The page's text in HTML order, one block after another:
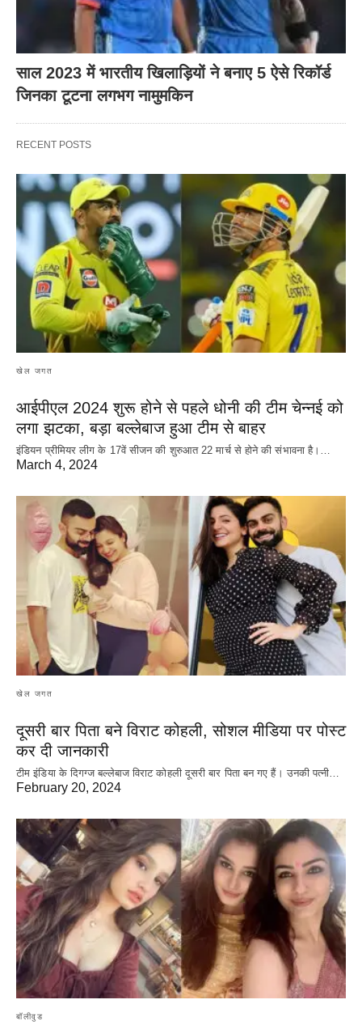
साल 2023 में भारतीय खिलाड़ियों ने बनाए 5 ऐसे रिकॉर्ड
जिनका टूटना लगभग नामुमकिन
RECENT POSTS
खेल जगत
आईपीएल 2024 शुरू होने से पहले धोनी की टीम चेन्नई को
लगा झटका, बड़ा बल्लेबाज हुआ टीम से बाहर
इंडियन प्रीमियर लीग के 17वें सीजन की शुरुआत 22 मार्च से होने की संभावना है।…
March 4, 2024
खेल जगत
दूसरी बार‌ पिता बने विराट कोहली, सोशल मीडिया पर पोस्ट
कर दी‌ जानकारी
टीम इंडिया के दिगग्ज बल्लेबाज विराट कोहली दूसरी बार पिता बन गए हैं। उनकी पत्नी…
February 20, 2024
बॉलीवुड